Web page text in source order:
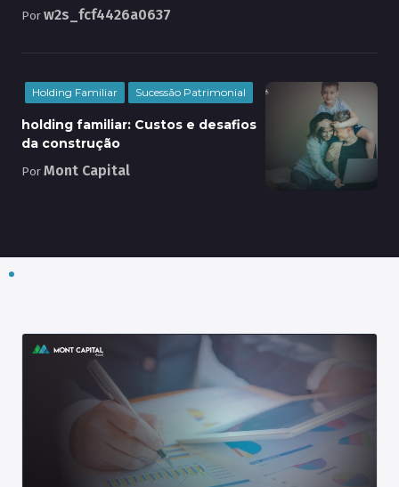
Por w2s_fcf4426a0637
Holding Familiar Sucessão Patrimonial
holding familiar: Custos e desafios
da construção
Por Mont Capital